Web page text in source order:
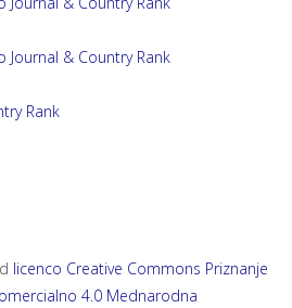
HISTORIA ET SOCIOLOGIA 35, 2025, 4
licenco Creative Commons Priznanje
4.0 Mednarodna